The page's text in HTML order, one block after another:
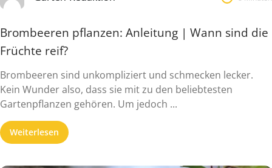
Brombeeren pflanzen: Anleitung | Wann sind die
Früchte reif?
Brombeeren sind unkompliziert und schmecken lecker.
Kein Wunder also, dass sie mit zu den beliebtesten
Gartenpflanzen gehören. Um jedoch ...
Weiterlesen